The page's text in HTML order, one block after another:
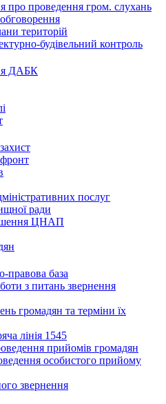
про проведення гром. слухань
територій
будівельний контроль
ДАБК
послуг
ради
ЦНАП
правова база
з питань звернення
громадян та терміни їх
лінія 1545
прийомів громадян
особистого прийому
звернення